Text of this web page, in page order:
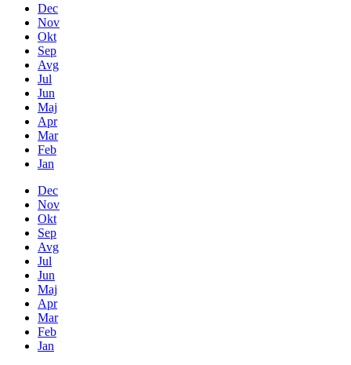
Dec
Nov
Okt
Sep
Avg
Jul
Jun
Maj
Apr
Mar
Feb
Jan
Dec
Nov
Okt
Sep
Avg
Jul
Jun
Maj
Apr
Mar
Feb
Jan